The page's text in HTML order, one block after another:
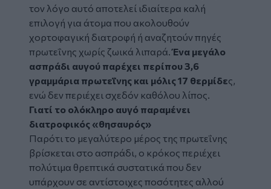
τον λόγο αυτό αποτελεί ιδιαίτερα καλή
επιλογή για άτομα που ακολουθούν
χορτοφαγική διατροφή ή αναζητούν πηγές
πρωτεΐνης χωρίς ζωικά λιπαρά.Ένα μεγάλο
ασπράδι αυγού παρέχει περίπου 3,6
γραμμάρια πρωτεΐνης και μόλις 17 θερμίδες,
ενώ δεν περιέχει σχεδόν καθόλου λίπος.
Γιατί το ολόκληρο αυγό παραμένει
διατροφικός «θησαυρός»
Παρότι το μεγαλύτερο μέρος της πρωτεΐνης
βρίσκεται στο ασπράδι, ο κρόκος περιέχει
πολύτιμα θρεπτικά συστατικά που δεν
υπάρχουν σε αντίστοιχες ποσότητες αλλού